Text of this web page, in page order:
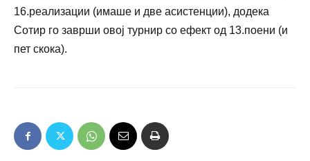
16.реализации (имаше и две асистенции), додека
Сотир го заврши овој турнир со ефект од 13.поени (и
пет скока).